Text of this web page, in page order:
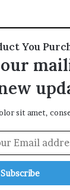
You
sit amet,